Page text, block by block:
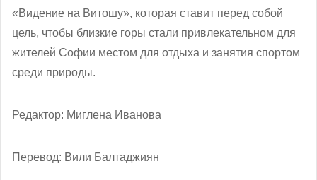
«Видение на Витошу», которая ставит перед собой
цель, чтобы близкие горы стали привлекательном для
жителей Софии местом для отдыха и занятия спортом
среди природы.
Редактор: Миглена Иванова
Перевод: Вили Балтаджиян